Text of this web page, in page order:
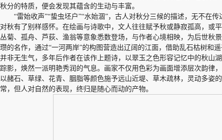
秋分的特质，便会发现其蕴含的生动与丰富。
“雷始收声”“蛰虫坯户”“水始涸”，古人对秋分三候的描述，无不在
对秋有了别样感怀。在绘画与诗歌中，文人往往赋予秋或静寂孤高，或
丛菊、孤舟、芦荻、渔翁等意象悉数登场，与作者心境相映，为后世秋
瓒的名作，通过“一河两岸”的构图营造出辽阔的江面，借助乱石枯树和
并非无生气，多年后作者在该作上题诗，以翠玉之色形容记忆中的秋山
踪影，焕然一派明艳秀润的气息。画家不仅用色彩为画面增添层次韵律
以赭石、草绿、花青、胭脂等颜色施予远山近堤、草木疏林，灵动多姿
常，但人对自然的表现，终归是随心而动的产物。